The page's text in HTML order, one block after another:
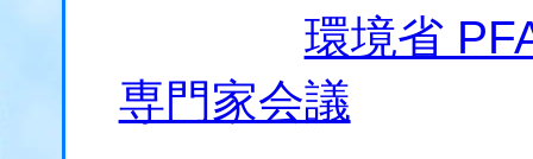
環境省
専門家会議